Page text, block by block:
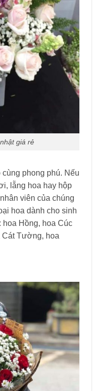
giá rẻ
phong phú. Nếu
lẵng hoa hay hộp
viên của chúng
hoa dành cho sinh
hoa Hồng, hoa Cúc
Cát Tường, hoa